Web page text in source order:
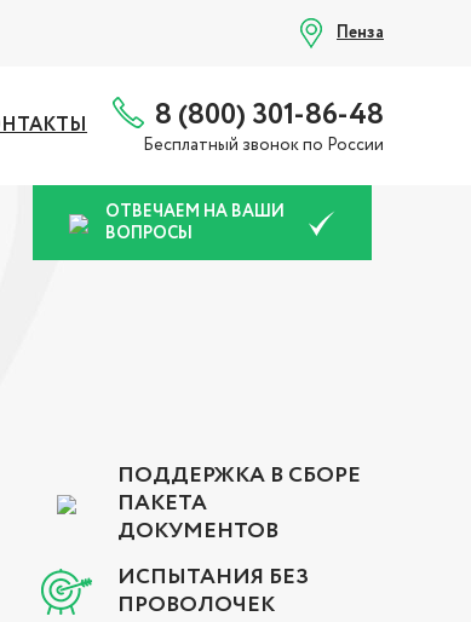
Пенза
8 (800) 301-86-48
Бесплатный звонок по России
ОТВЕЧАЕМ НА ВАШИ
ВОПРОСЫ
ПОДДЕРЖКА В СБОРЕ
ПАКЕТА
ДОКУМЕНТОВ
ИСПЫТАНИЯ БЕЗ
ПРОВОЛОЧЕК